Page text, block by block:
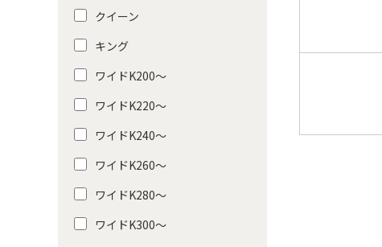
クイーン
キング
ワイドK200〜
ワイドK220〜
ワイドK240〜
ワイドK260〜
ワイドK280〜
ワイドK300〜